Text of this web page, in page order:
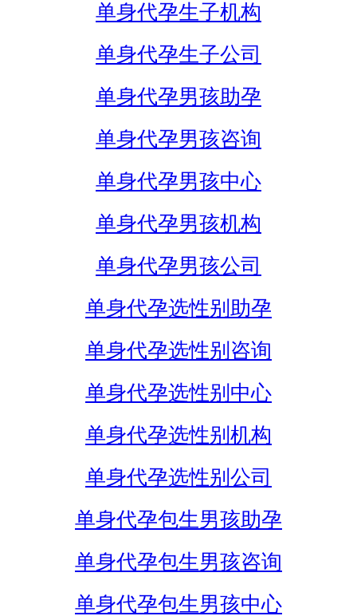
单身代孕生子机构
单身代孕生子公司
单身代孕男孩助孕
单身代孕男孩咨询
单身代孕男孩中心
单身代孕男孩机构
单身代孕男孩公司
单身代孕选性别助孕
单身代孕选性别咨询
单身代孕选性别中心
单身代孕选性别机构
单身代孕选性别公司
单身代孕包生男孩助孕
单身代孕包生男孩咨询
单身代孕包生男孩中心